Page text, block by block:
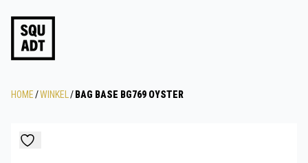
HOME/WINKEL / BAG BASE BG769 OYSTER